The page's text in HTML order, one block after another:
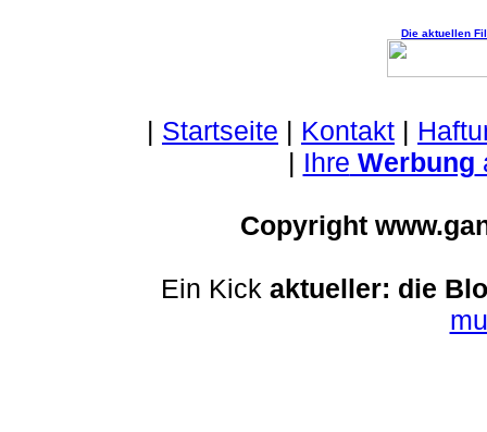
Die aktuellen
| Startseite | Kontakt |
| Ihre Werbung
Copyright
Ein Kick aktueller: die